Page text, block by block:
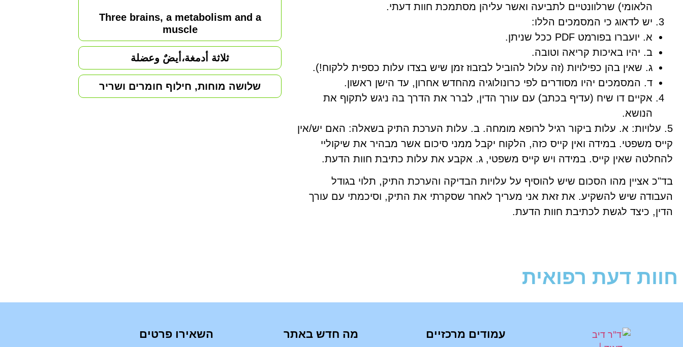
הלאומי) שרלוונטיים לתביעה ואשר עליהן מסתמכת חוות דעתי.
יש לדאוג כי המסמכים הללו:
א. יועברו בפורמט PDF ככל שניתן.
ב. יהיו באיכות קריאה וטובה.
ג. שאין בהן כפילויות (זה עלול להוביל לבזבוז זמן שיש בצדו עלות כספית ללקוח!).
ד. המסמכים יהיו מסודרים לפי כרונולוגיה מהחדש אחרון, עד הישן ראשון.
אקיים דו שיח (עדיף בכתב) עם עורך הדין, לברר את הדרך בה ניגש לתקוף את
הנושא.
5. עלויות: א. עלות ביקור רגיל לרופא מומחה. ב. עלות הערכת התיק בשאלה: האם יש/אין
קייס משפטי. במידה ואין קייס כזה, הלקוח יקבל ממני סיכום אשר מבהיר את שיקוליי
להחלטה שאין קייס. במידה ויש קייס משפטי, ג. אקבע את עלות כתיבת חוות הדעת.
בד"כ אציין מהו הסכום שיש להוסיף על עלויות הבדיקה והערכת התיק, תלוי בגודל
העבודה שיש להשקיע. את זאת אני מעריך לאחר שסקרתי את התיק, וסיכמתי עם עורך
הדין, כיצד לגשת לכתיבת חוות הדעת.
Three brains, a metabolism and a
muscle
ثلاثة أدمغة،أيضٌ وعضلة
שלושה מוחות, חילוף חומרים ושריר
חוות דעת רפואית
עמודים מרכזיים מה חדש באתר השאירו פרטים